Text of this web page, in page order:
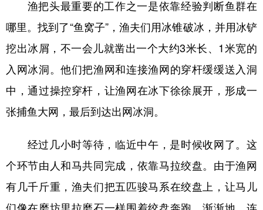
渔把头最重要的工作之一是依靠经验判断鱼群在
哪里。找到了“鱼窝子”，渔夫们用冰锥破冰，并用冰铲
挖出冰屑，不一会儿就凿出一个大约3米长、1米宽的
入网冰洞。他们把渔网和连接渔网的穿杆缓缓送入洞
中，通过操控穿杆，让渔网在冰下徐徐展开，形成一
张捕鱼大网，最后到达出网冰洞。
经过几小时等待，临近中午，是时候收网了。这
个环节由人和马共同完成，依靠马拉绞盘。由于渔网
有几千斤重，渔夫们把五匹骏马系在绞盘上，让马儿
们像在磨坊里拉磨石一样围着绞盘奔跑。渐渐地，连